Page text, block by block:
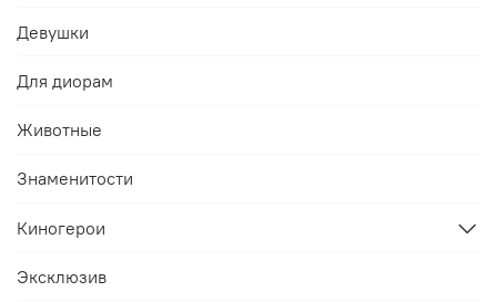
Девушки
Для диорам
Животные
Знаменитости
Киногерои
Эксклюзив